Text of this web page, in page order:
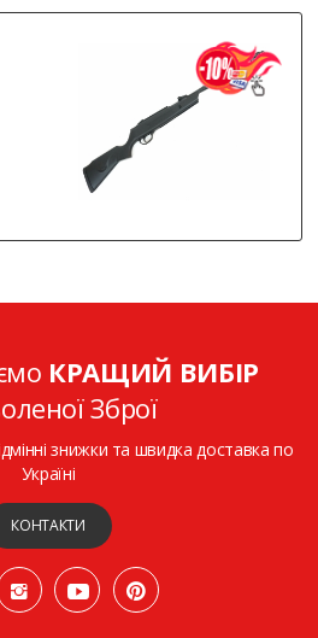
КРАЩИЙ ВИБІР
Зброї
знижки та швидка доставка по
Україні
КОНТАКТИ